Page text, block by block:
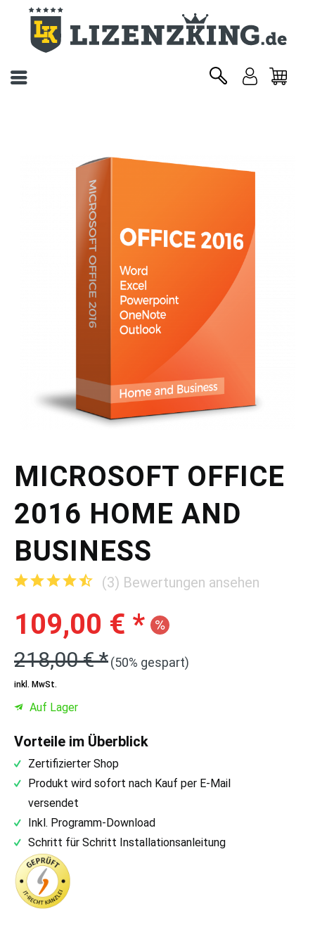
MICROSOFT OFFICE
2016 HOME AND
BUSINESS
(3) Bewertungen ansehen
109,00 € *
218,00 € *(50% gespart)
inkl. MwSt.
Auf Lager
Vorteile im Überblick
Zertifizierter Shop
Produkt wird sofort nach Kauf per E-Mail
versendet
Inkl. Programm-Download
Schritt für Schritt Installationsanleitung